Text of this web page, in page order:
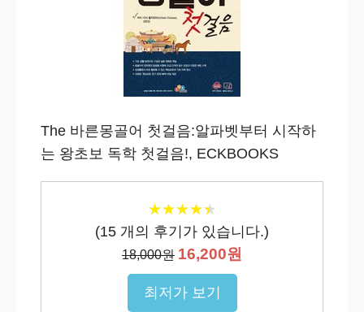
The 바른몽골어 첫걸음:알파벳부터 시작하
는 왕초보 독학 첫걸음!, ECKBOOKS
★★★★★
★★★★★
(15 개의 후기가 있습니다.)
18,000원 16,200원
최저가 보기